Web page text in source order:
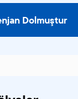
Dolmuştur